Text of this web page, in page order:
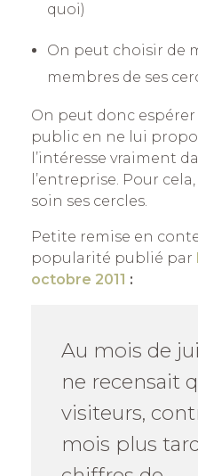
quoi)
On peut choisir de
membres de ses
On peut donc
public en ne lui
l’intéresse vraiment
l’entreprise. Pour
soin ses cercles.
Petite remise en
popularité publié par
octobre 2011 :
Au mois de
ne recensait
visiteurs,
mois plus